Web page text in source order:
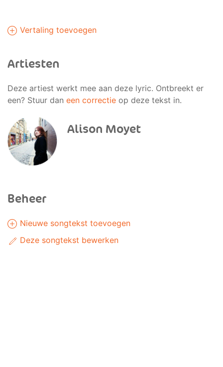
Vertaling toevoegen
Artiesten
Deze artiest werkt mee aan deze lyric. Ontbreekt er
een? Stuur dan een correctie op deze tekst in.
Alison Moyet
Beheer
Nieuwe songtekst toevoegen
Deze songtekst bewerken